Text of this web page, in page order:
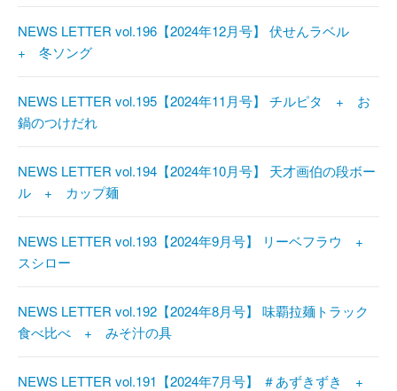
NEWS LETTER vol.196【2024年12月号】 伏せんラベル
+ 冬ソング
NEWS LETTER vol.195【2024年11月号】 チルピタ + お
鍋のつけだれ
NEWS LETTER vol.194【2024年10月号】 天才画伯の段ボー
ル + カップ麺
NEWS LETTER vol.193【2024年9月号】 リーベフラウ +
スシロー
NEWS LETTER vol.192【2024年8月号】 味覇拉麺トラック
食べ比べ + みそ汁の具
NEWS LETTER vol.191【2024年7月号】 ＃あずきずき +